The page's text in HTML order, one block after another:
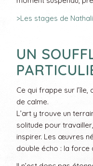
>Les stages de
UN
Ce qui frappe sur l’île,
de calme.
L’art y trouve un
solitude pour
inspirer. Les œuvres
double écho : la force